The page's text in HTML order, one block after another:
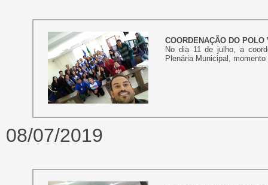
COORDENAÇÃO DO
No dia 11 de julho, a
Plenária Municipal,
08/07/2019